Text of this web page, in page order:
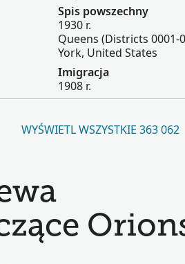
Spis powszechny
1930 r.
Queens (Districts 0001-
York, United States
Imigracja
1908 r.
WYŚWIETL WSZYSTKIE 363 062